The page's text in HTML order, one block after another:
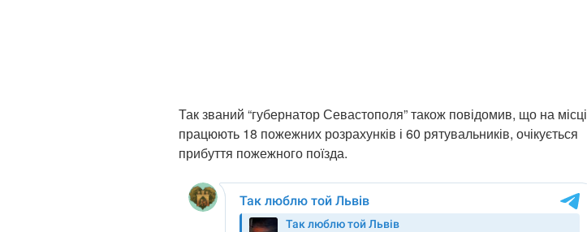
Так званий “губернатор Севастополя” також повідомив, що на місці
працюють 18 пожежних розрахунків і 60 рятувальників, очікується
прибуття пожежного поїзда.